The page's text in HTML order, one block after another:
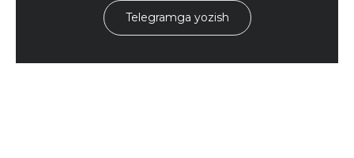
Telegramga yozish